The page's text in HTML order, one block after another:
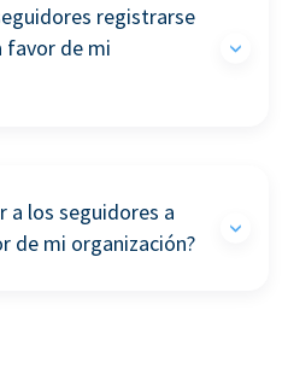
registrarse
favor de mi
a los seguidores a
de mi organización?